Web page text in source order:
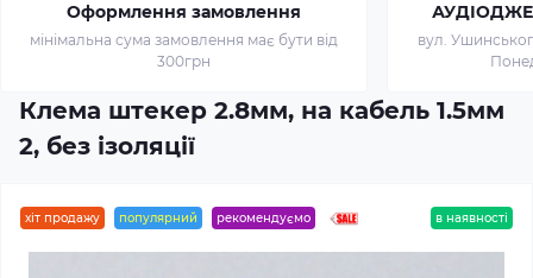
Оформлення замовлення
мінімальна сума замовлення має бути від
300грн
вул.
Клема штекер 2.8мм, на кабель 1.5мм
2, без ізоляції
хіт продажу популярний рекомендуємо в наявності